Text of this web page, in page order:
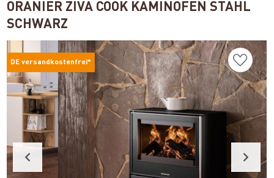
ORANIER ZIVA COOK KAMINOFEN STAHL
SCHWARZ
DE versandkostenfrei*